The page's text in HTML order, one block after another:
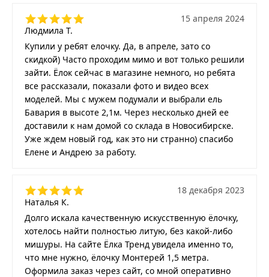
Людмила Т.
15 апреля 2024
Купили у ребят елочку. Да, в апреле, зато со
скидкой) Часто проходим мимо и вот только решили
зайти. Ёлок сейчас в магазине немного, но ребята
все рассказали, показали фото и видео всех
моделей. Мы с мужем подумали и выбрали ель
Бавария в высоте 2,1м. Через несколько дней ее
доставили к нам домой со склада в Новосибирске.
Уже ждем новый год, как это ни странно) спасибо
Елене и Андрею за работу.
Наталья К.
18 декабря 2023
Долго искала качественную искусственную ёлочку,
хотелось найти полностью литую, без какой-либо
мишуры. На сайте Ёлка Тренд увидела именно то,
что мне нужно, ёлочку Монтерей 1,5 метра.
Оформила заказ через сайт, со мной оперативно